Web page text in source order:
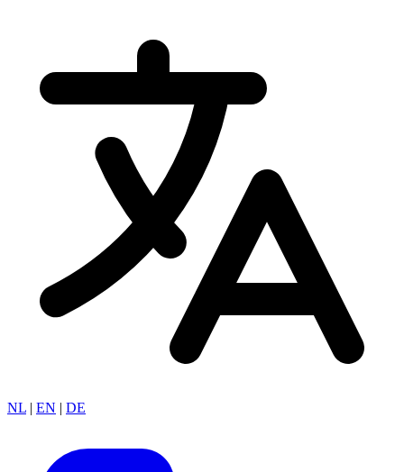
NL | EN | DE